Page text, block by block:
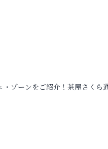
ゾーンをご紹介！茶屋さくら